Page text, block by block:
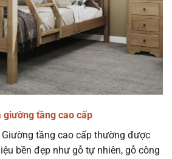
tầng cao cấp
Giường tầng cao cấp thường được
bền đẹp như gỗ tự nhiên, gỗ công